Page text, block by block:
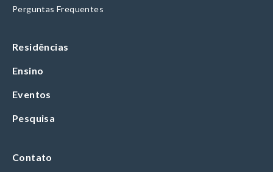
Perguntas Frequentes
Residências
Ensino
Eventos
Pesquisa
Contato